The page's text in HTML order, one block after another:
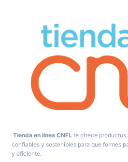
Tienda en línea CNFL te ofrece productos
confiables y sostenibles para que formes
y eficiente.